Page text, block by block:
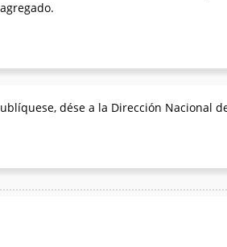
dése a la Dirección Nacional